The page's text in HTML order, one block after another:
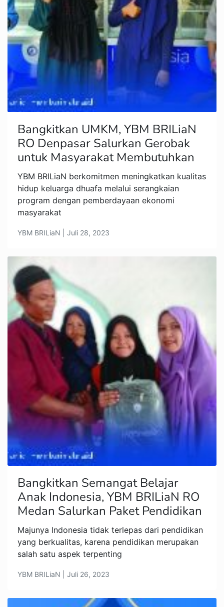
Bangkitkan UMKM, YBM BRILiaN
RO Denpasar Salurkan Gerobak
untuk Masyarakat Membutuhkan
YBM BRILiaN berkomitmen meningkatkan kualitas
hidup keluarga dhuafa melalui serangkaian
program dengan pemberdayaan ekonomi
masyarakat
YBM BRILiaN | Juli 28, 2023
Bangkitkan Semangat Belajar
Anak Indonesia, YBM BRILiaN RO
Medan Salurkan Paket Pendidikan
Majunya Indonesia tidak terlepas dari pendidikan
yang berkualitas, karena pendidikan merupakan
salah satu aspek terpenting
YBM BRILiaN | Juli 26, 2023